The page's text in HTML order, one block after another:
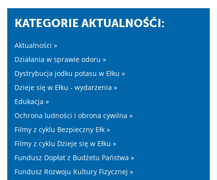
KATEGORIE AKTUALNOŚĆI:
Aktualności »
Działania w sprawie odoru »
Dystrybucja jodku potasu w Ełku »
Dzieje się w Ełku - wydarzenia »
Edukacja »
Ochrona ludności i obrona cywilna »
Filmy z cyklu Bezpieczny Ełk »
Filmy z cyklu Dzieje się w Ełku »
Fundusz Dopłat z Budżetu Państwa »
Fundusz Rozwoju Kultury Fizycznej »